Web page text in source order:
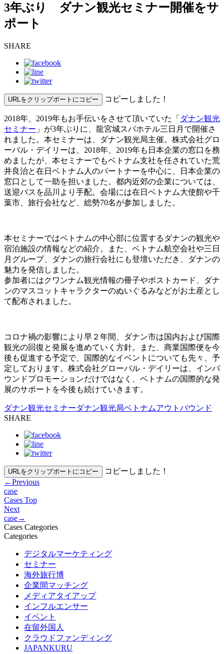
3年ぶり ダナン観光セミナー開催をサ
ポート
SHARE
URLをクリップポートにコピー コピーしました！
2018年、2019年もお手伝いをさせて頂いていた「 ダナン観光
セミナー 」が3年ぶりに、龍宮城スパホテル三日月で開催さ
れました。本セミナーは、ダナン観光局主催。株式会社グロ
ーバル・デイリーは、2018年、2019年も日本企業の窓口を務
めましたが、本セミナーでもベトナム支社を任されていた荒
井良治と在日ベトナム人のパートナーを中心に、日本企業の
窓口として一助を担いました。都内近郊の企業については、
送迎バスを品川より手配。会場には在日ベトナム大使館や千
葉市、旅行会社など、総勢70名が参加しました。
本セミナーではベトナムの中心部に位置するダナンの観光や
宿泊施設の情報などの紹介。また、ベトナム航空会社や三日
月グループ、ダナンの旅行会社にも登壇いただき、ダナンの
魅力を発信しました。
参加者にはクワンナム観光情報の冊子やポストカード、ダナ
ンのマスコットキャラクターのぬいぐるみなどがお土産とし
て配布されました。
コロナ禍の影響により早２年間、ダナン市は国内および国際
観光の回復と発展を進めていく方針。また、商業国際便を今
後も促進する予定で、国際的なイベントについても先々、予
定しております。株式会社グローバル・デイリーは、インバ
ウンドプロモーションだけではなく、ベトナムの国際的な発
展のサポートを今後も続けていきます。
ダナン観光セミナーダナン観光局ベトナムアウトバウンド
SHARE
URLをクリップポートにコピー
コピーしました！
←Previous
case
Cases Top
Next
case→
Cases Categories
Categories
デジタルマーケティング
セミナー
海外旅行博
企業間マッチング
メディアタイアップ
インフルエンサー
イベント
在留外国人
クラウドファンディング
JAPANKURU